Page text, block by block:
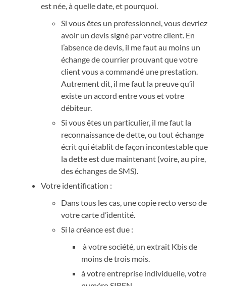
est née, à quelle date, et pourquoi.
Si vous êtes un professionnel, vous devriez
avoir un devis signé par votre client. En
l’absence de devis, il me faut au moins un
échange de courrier prouvant que votre
client vous a commandé une prestation.
Autrement dit, il me faut la preuve qu’il
existe un accord entre vous et votre
débiteur.
Si vous êtes un particulier, il me faut la
reconnaissance de dette, ou tout échange
écrit qui établit de façon incontestable que
la dette est due maintenant (voire, au pire,
des échanges de SMS).
Votre identification :
Dans tous les cas, une copie recto verso de
votre carte d’identité.
Si la créance est due :
à votre société, un extrait Kbis de
moins de trois mois.
à votre entreprise individuelle, votre